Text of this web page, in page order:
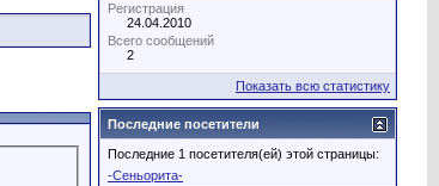
Регистрация
24.04.2010
Всего сообщений
2
Показать всю статистику
Последние посетители
Последние 1 посетителя(ей) этой страницы:
-Сеньорита-